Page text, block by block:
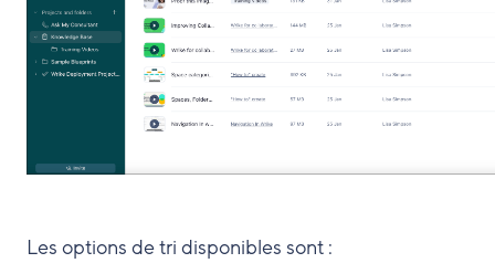
Les options de tri disponibles sont :